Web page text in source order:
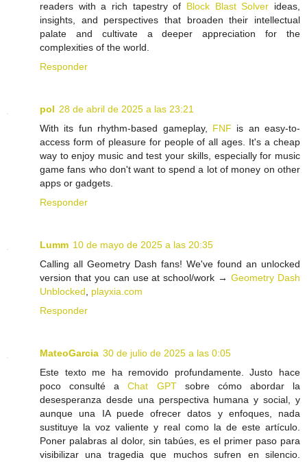
readers with a rich tapestry of Block Blast Solver ideas,
insights, and perspectives that broaden their intellectual
palate and cultivate a deeper appreciation for the
complexities of the world.
Responder
pol 28 de abril de 2025 a las 23:21
With its fun rhythm-based gameplay, FNF is an easy-to-
access form of pleasure for people of all ages. It's a cheap
way to enjoy music and test your skills, especially for music
game fans who don't want to spend a lot of money on other
apps or gadgets.
Responder
Lumm 10 de mayo de 2025 a las 20:35
Calling all Geometry Dash fans! We've found an unlocked
version that you can use at school/work →Geometry Dash
Unblocked
playxia.com
Responder
MateoGarcia 30 de julio de 2025 a las 0:05
Este texto me ha removido profundamente. Justo hace
poco consulté aChat GPTsobre cómo abordar la
desesperanza desde una perspectiva humana y social, y
aunque una IA puede ofrecer datos y enfoques, nada
sustituye la voz valiente y real como la de este artículo.
Poner palabras al dolor, sin tabúes, es el primer paso para
visibilizar una tragedia que muchos sufren en silencio.